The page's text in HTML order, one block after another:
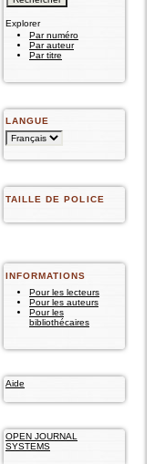
Explorer
Par numéro
Par auteur
Par titre
LANGUE
TAILLE DE POLICE
INFORMATIONS
Pour les lecteurs
Pour les auteurs
Pour les
bibliothécaires
Aide
OPEN JOURNAL
SYSTEMS